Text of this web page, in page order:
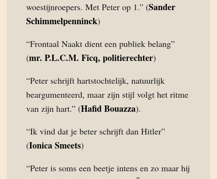
woestijnroepers. Met Peter op 1.” (Sander
Schimmelpenninck)
“Frontaal Naakt dient een publiek belang”
(mr. P.L.C.M. Ficq, politierechter)
“Peter schrijft hartstochtelijk, natuurlijk
beargumenteerd, maar zijn stijl volgt het ritme
van zijn hart.” (Hafid Bouazza).
“Ik vind dat je beter schrijft dan Hitler”
(Ionica Smeets)
“Peter is soms een beetje intens en zo maar hij